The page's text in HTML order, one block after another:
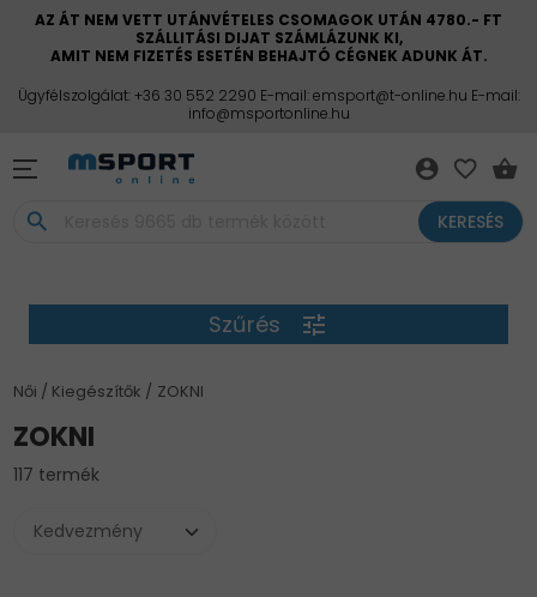
AZ ÁT NEM VETT UTÁNVÉTELES CSOMAGOK UTÁN 4780.- FT
SZÁLLITÁSI DIJAT SZÁMLÁZUNK KI,
AMIT NEM FIZETÉS ESETÉN BEHAJTÓ CÉGNEK ADUNK ÁT.
Ügyfélszolgálat: +36 30 552 2290 E-mail: emsport@t-online.hu E-mail:
info@msportonline.hu
account_circle favorite_border shopping_basket
search KERESÉS
Szűrés tune
Női Kiegészítők ZOKNI
ZOKNI
117 termék